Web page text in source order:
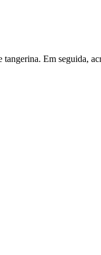
Em seguida,